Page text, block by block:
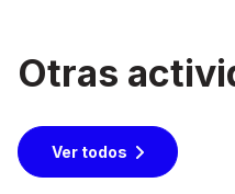
Otras
Ver todos